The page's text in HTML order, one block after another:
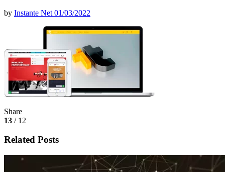
by Instante Net 01/03/2022
Share
13 / 12
Related Posts